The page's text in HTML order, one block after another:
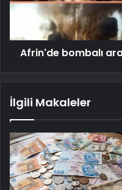
Afrin'de bombalı
İlgili Makaleler